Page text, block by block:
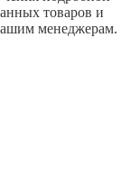
товаров и
менеджерам.